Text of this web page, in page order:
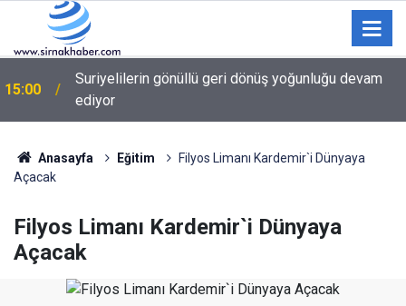
14:19 Şırnak'ta Gıda Denetimleri Aralıksız Sürüyor
Anasayfa Eğitim
Filyos Limanı Kardemir`i Dünyaya
Açacak
Filyos Limanı Kardemir`i Dünyaya
Açacak